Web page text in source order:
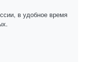
в удобное время